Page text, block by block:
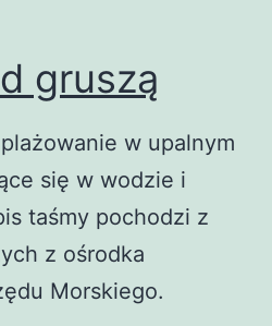
gruszą
w upalnym
się w wodzie i
taśmy pochodzi z
z ośrodka
Morskiego.